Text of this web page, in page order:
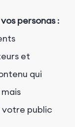
personas:
et
qui
votre public